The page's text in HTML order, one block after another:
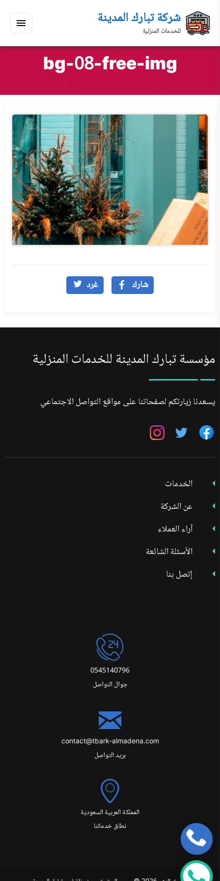
إلى
المحتوى
القائمة
شركة تبارك المدينة
للخدمات المنزلية
ابحث
في
ابحث
bg-08-free-img
شارك غرد
مؤسسة تبارك المدينة للخدمات المنزلية
يسعدنا زيارتكم لصفحاتنا على مواقع التواصل الاجتماعي
تابعنا
فيسبوك
تابعنا
على
تويتر
تابعنا
انستجرام
الخدمات
عن الشركة
آراء العملاء
الأسئلة الشائعة
إتصل بنا
0545140796
جوال التواصل
contact@tbark-almadena.com
بريد التواصل
المملكة العربية السعودية
نطاق خدماتنا